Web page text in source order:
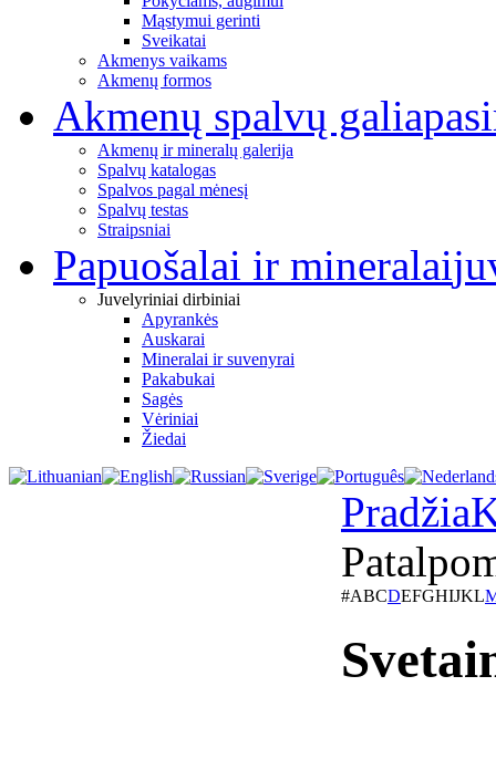
Mąstymui gerinti
Sveikatai
Akmenys vaikams
Akmenų formos
Akmenų spalvų galia
Akmenų ir mineralų galerija
Spalvų katalogas
Spalvos pagal mėnesį
Spalvų testas
Straipsniai
Papuošalai ir mineralai
Juvelyriniai dirbiniai
Apyrankės
Auskarai
Mineralai ir suvenyrai
Pakabukai
Sagės
Vėriniai
Žiedai
Pradžia
#ABCDEFGHIJKL